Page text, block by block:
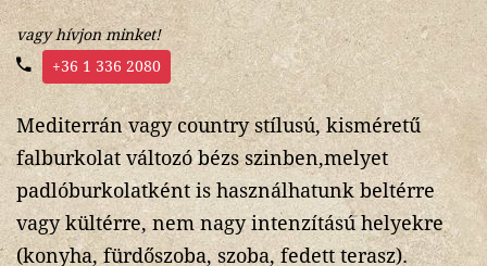
vagy hívjon minket!
+36 1 336 2080
Mediterrán vagy country stílusú, kisméretű
falburkolat változó bézs szinben,melyet
padlóburkolatként is használhatunk beltérre
vagy kültérre, nem nagy intenzítású helyekre
(konyha, fürdőszoba, szoba, fedett terasz).